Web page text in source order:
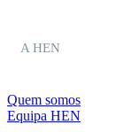
A HEN
Quem somos
Equipa HEN